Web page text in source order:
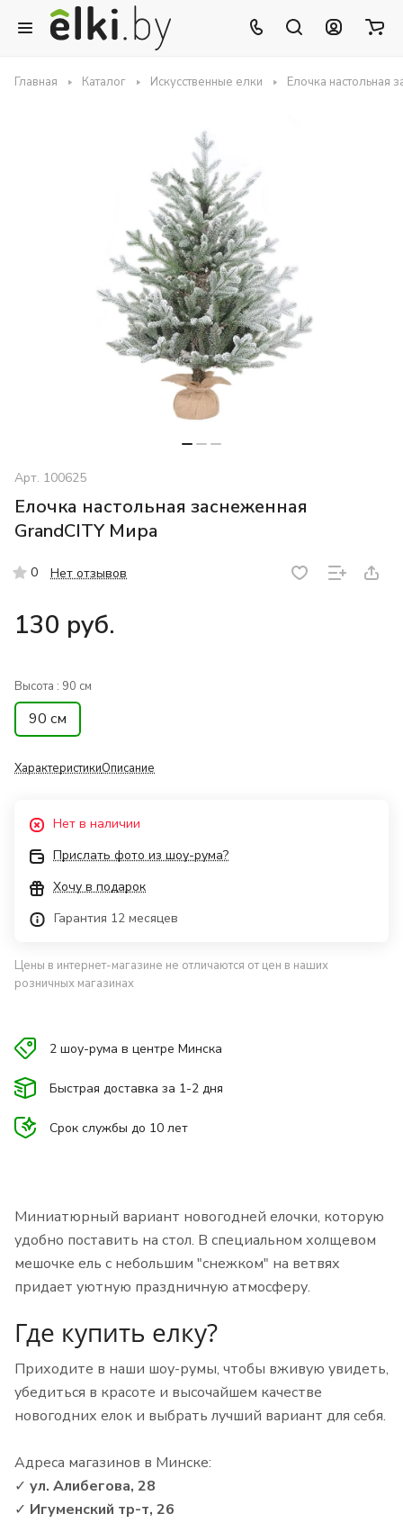
Главная Каталог Искусственные елки Елочка настольная
Арт. 100625
Елочка настольная заснеженная
GrandCITY Мира
0 Нет отзывов
130 руб.
Высота : 90 см
90 см
ХарактеристикиОписание
Нет в наличии
Прислать фото из шоу-рума?
Хочу в подарок
Гарантия 12 месяцев
Цены в интернет-магазине не отличаются от цен в наших
розничных магазинах
2 шоу-рума в центре Минска
Быстрая доставка за 1-2 дня
Срок службы до 10 лет
Миниатюрный вариант новогодней елочки, которую
удобно поставить на стол. В специальном холщевом
мешочке ель с небольшим "снежком" на ветвях
придает уютную праздничную атмосферу.
Где купить елку?
Приходите в наши шоу-румы, чтобы вживую увидеть,
убедиться в красоте и высочайшем качестве
новогодних елок и выбрать лучший вариант для себя.
Адреса магазинов в Минске:
✓ ул. Алибегова, 28
✓ Игуменский тр-т, 26